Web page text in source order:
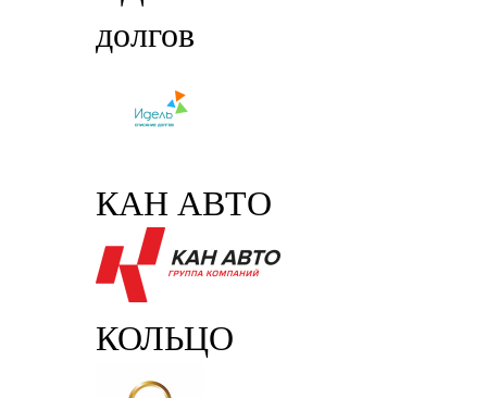
долгов
КАН АВТО
КОЛЬЦО